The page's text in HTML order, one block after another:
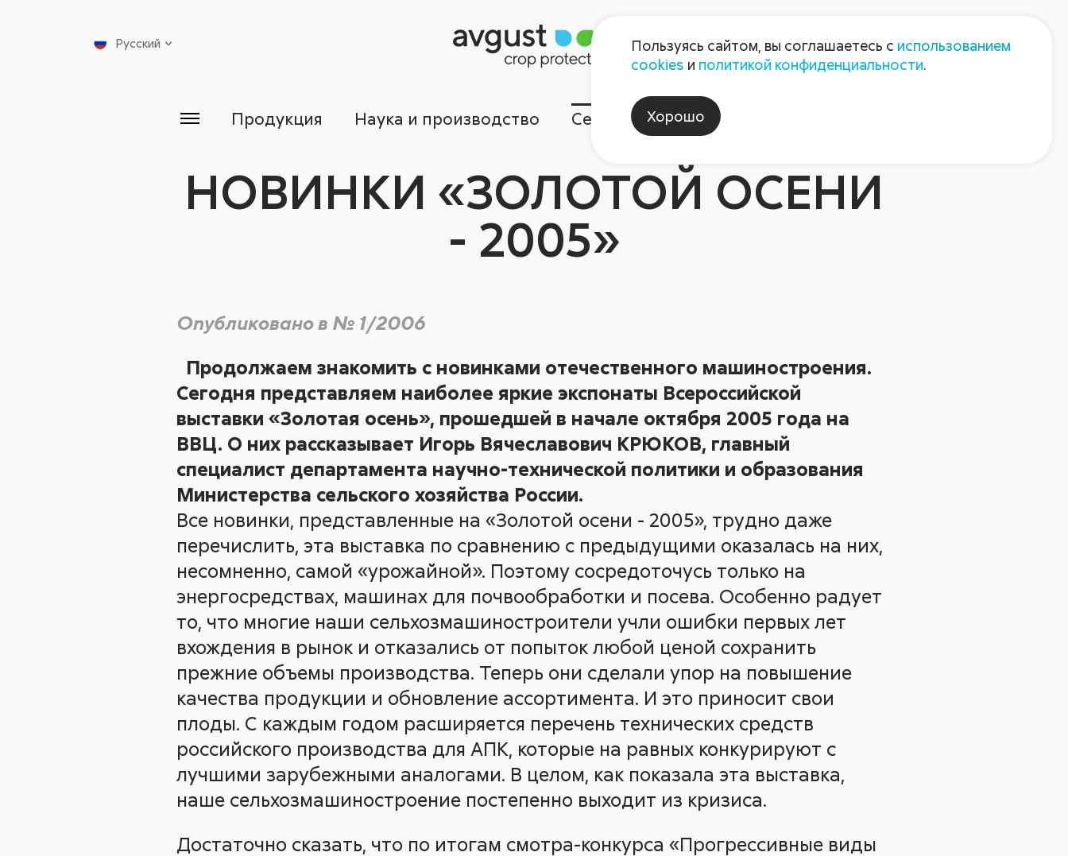
Пресс-центр Контакты
Русский
Продукция Наука и производство Сервисы Компания
НОВИНКИ «ЗОЛОТОЙ ОСЕНИ
- 2005»
Опубликовано в № 1/2006
Продолжаем знакомить с новинками отечественного машиностроения.
Сегодня представляем наиболее яркие экспонаты Всероссийской
выставки «Золотая осень», прошедшей в начале октября 2005 года на
ВВЦ. О них рассказывает Игорь Вячеславович КРЮКОВ, главный
специалист департамента научно-технической политики и образования
Министерства сельского хозяйства России.
Все новинки, представленные на «Золотой осени - 2005», трудно даже
перечислить, эта выставка по сравнению с предыдущими оказалась на них,
несомненно, самой «урожайной». Поэтому сосредоточусь только на
энергосредствах, машинах для почвообработки и посева. Особенно радует
то, что многие наши сельхозмашиностроители учли ошибки первых лет
вхождения в рынок и отказались от попыток любой ценой сохранить
прежние объемы производства. Теперь они сделали упор на повышение
качества продукции и обновление ассортимента. И это приносит свои
плоды. С каждым годом расширяется перечень технических средств
российского производства для АПК, которые на равных конкурируют с
лучшими зарубежными аналогами. В целом, как показала эта выставка,
наше сельхозмашиностроение постепенно выходит из кризиса.
Достаточно сказать, что по итогам смотра-конкурса «Прогрессивные виды
Пользуясь сайтом, вы соглашаетесь с использованием
cookies и политикой конфиденциальности.
Хорошо